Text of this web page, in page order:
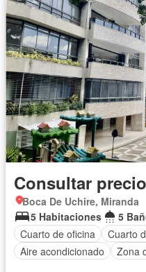
Consultar precio
Boca De Uchire, Miranda
5 Habitaciones
5
Cuarto de oficina
Cuarto
Aire acondicionado
Zona